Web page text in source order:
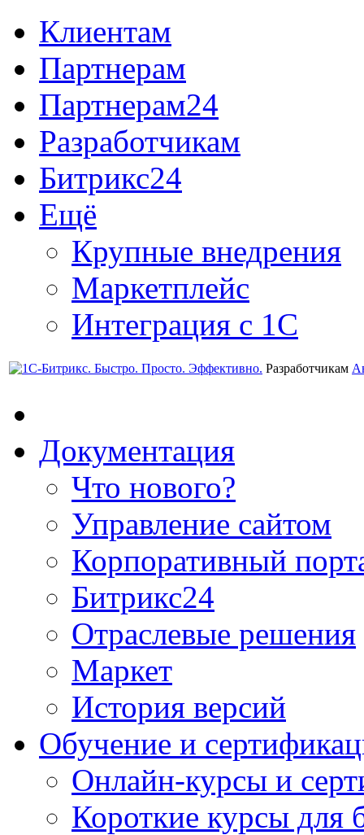
Клиентам
Партнерам
Партнерам24
Разработчикам
Битрикс24
Ещё
Крупные внедрения
Маркетплейс
Интеграция с 1С
Разработчикам
Документация
Что нового?
Управление сайтом
Корпоративный
Битрикс24
Отраслевые решения
Маркет
История версий
Обучение и
Онлайн-курсы и
Короткие курсы для